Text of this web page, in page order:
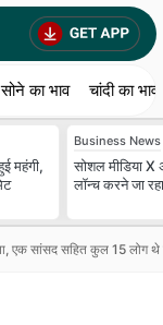
सोने का भाव चांदी का भाव
महंगी,
Business News
सोशल मीडिया X
लॉन्च करने जा
एक सांसद सहित कुल 15 लोग थे